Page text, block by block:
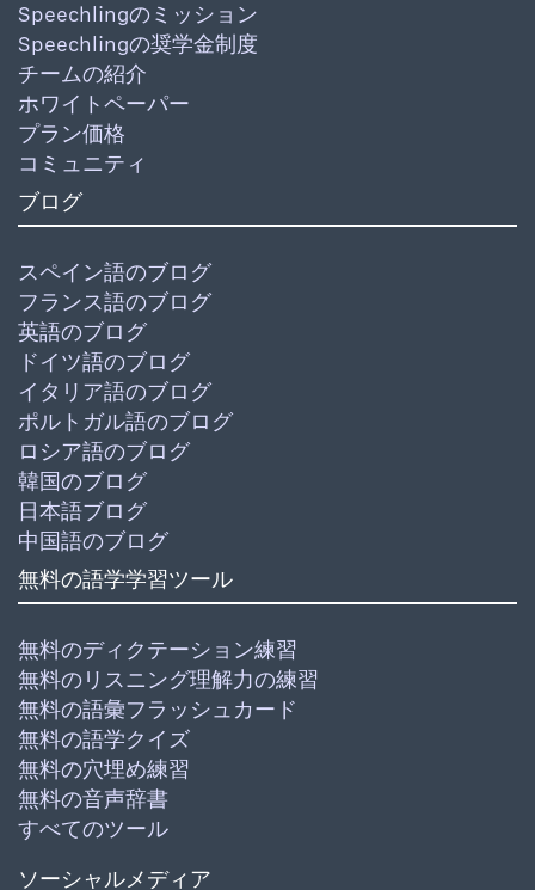
Speechlingのミッション
Speechlingの奨学金制度
チームの紹介
ホワイトペーパー
プラン価格
コミュニティ
ブログ
スペイン語のブログ
フランス語のブログ
英語のブログ
ドイツ語のブログ
イタリア語のブログ
ポルトガル語のブログ
ロシア語のブログ
韓国のブログ
日本語ブログ
中国語のブログ
無料の語学学習ツール
無料のディクテーション練習
無料のリスニング理解力の練習
無料の語彙フラッシュカード
無料の語学クイズ
無料の穴埋め練習
無料の音声辞書
すべてのツール
ソーシャルメディア